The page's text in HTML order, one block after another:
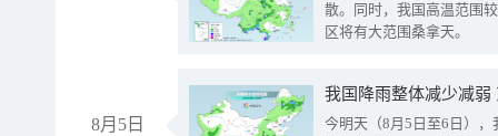
散。同时，我国高温范围
区将有大范围桑拿天。
8月5日
我国降雨整体减少减弱
今明天（8月5日至6日）